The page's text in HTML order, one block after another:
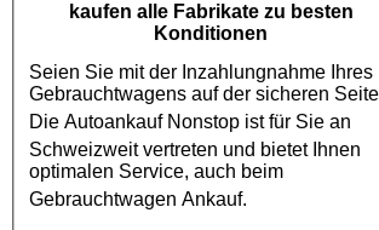
kaufen alle Fabrikate zu besten
Konditionen
Seien Sie mit der Inzahlungnahme Ihres
Gebrauchtwagens auf der sicheren
Die AutoankaufNonstop ist für Sie an
Schweizweit vertreten und bietet Ihnen
optimalen Service, auch beim
Gebrauchtwagen Ankauf.